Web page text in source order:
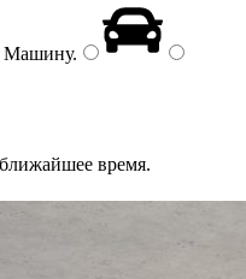
Машину.
время.